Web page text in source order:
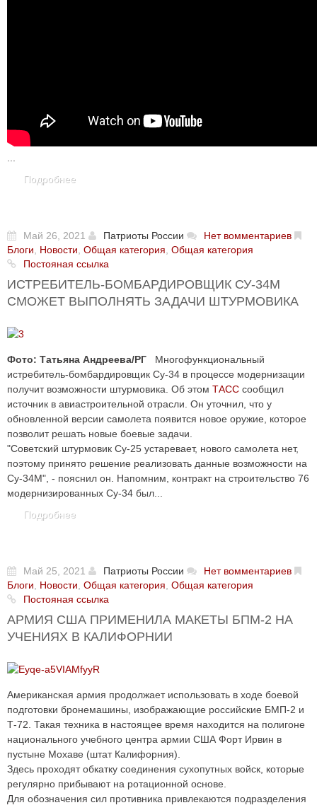
...
Подробнее
Май 26, 2021 Патриоты России
Нет вомментариев
Блоги, Новости, Общая категория, Общая категория
Постояная ссылка
ИСТРЕБИТЕЛЬ-БОМБАРДИРОВЩИК СУ-34М
СМОЖЕТ ВЫПОЛНЯТЬ ЗАДАЧИ ШТУРМОВИКА
Фото: Татьяна Андреева/РГ Многофункциональный
истребитель-бомбардировщик Су-34 в процессе модернизации
получит возможности штурмовика. Об этом ТАСС сообщил
источник в авиастроительной отрасли. Он уточнил, что у
обновленной версии самолета появится новое оружие, которое
позволит решать новые боевые задачи.
"Советский штурмовик Су-25 устаревает, нового самолета нет,
поэтому принято решение реализовать данные возможности на
Су-34М", - пояснил он. Напомним, контракт на строительство 76
модернизированных Су-34 был...
Подробнее
Май 25, 2021 Патриоты России
Нет вомментариев
Блоги
Новости Общая категория Общая категория
Постояная ссылка
АРМИЯ США ПРИМЕНИЛА МАКЕТЫ БПМ-2 НА
УЧЕНИЯХ В КАЛИФОРНИИ
Американская армия продолжает использовать в ходе боевой
подготовки бронемашины, изображающие российские БМП-2 и
Т-72. Такая техника в настоящее время находится на полигоне
национального учебного центра армии США Форт Ирвин в
пустыне Мохаве (штат Калифорния).
Здесь проходят обкатку соединения сухопутных войск, которые
регулярно прибывают на ротационной основе.
Для обозначения сил противника привлекаются подразделения